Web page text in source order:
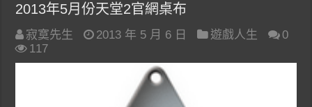
2013年5月份天堂2官網桌布
寂寞先生 2013 年 5 月 6 日 遊戲人生
0
117